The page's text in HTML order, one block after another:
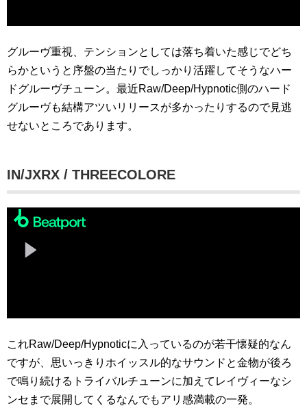
グルーヴ重視、テンションとしては落ち着いた感じでどち
らかというと序盤の当たりでしっかり活躍してそうなハー
ドグルーヴチューン。最近Raw/Deep/Hypnotic側のハード
グルーヴも結構アツいリリースが多かったりするので見逃
せないところであります。
IN/JXRX / THREECOLORE
これRaw/Deep/Hypnoticに入っているのが若干懐疑的なん
ですが、思いっきりホイッスル的なサウンドと金物が後ろ
で鳴り続けるトライバルチューンに加えてレイヴィーなシ
ンセまで展開してくるなんでもアリ感満載の一発。